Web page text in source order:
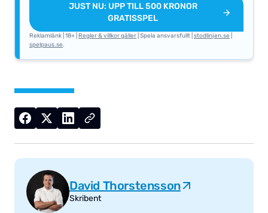
JUST NU: UPP TILL 500 KRONOR
GRATISSPEL
Reklamlänk | 18+ | Regler & villkor gäller | Spela ansvarsfullt | stodlinjen.se
spelpaus.se.
David Thorstensson
Skribent